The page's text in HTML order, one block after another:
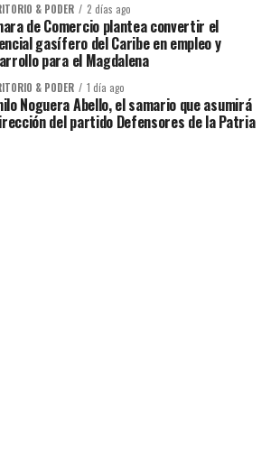
& PODER 2 días ago
de Comercio plantea convertir el
gasífero del Caribe en empleo y
para el Magdalena
& PODER 1 día ago
Noguera Abello, el samario que asumirá
del partido Defensores de la Patria